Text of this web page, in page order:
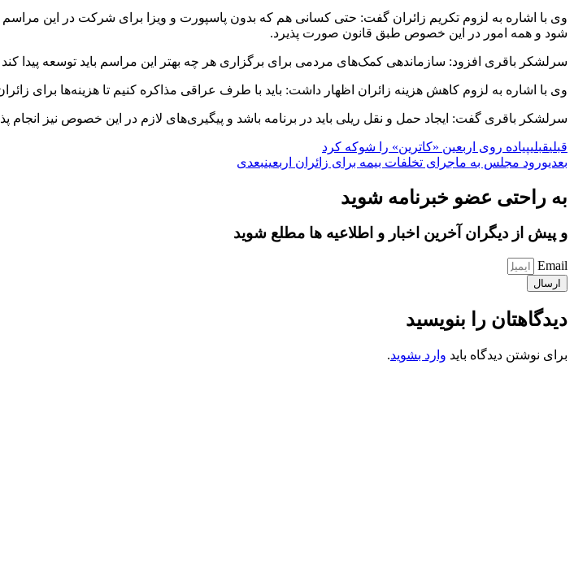
وی با اشاره به لزوم تکریم زائران گفت: حتی کسانی هم که بدون پاسپورت و ویزا برای شرکت در این مراسم
شود و همه امور در این خصوص طبق قانون صورت پذیرد.
سرلشکر باقری افزود: سازماندهی کمک‌های مردمی برای برگزاری هر چه بهتر این مراسم باید توسعه پیدا
وی با اشاره به لزوم کاهش هزینه زائران اظهار داشت: باید با طرف عراقی مذاکره کنیم تا هزینه‌ها برای
سرلشکر باقری گفت: ایجاد حمل و نقل ریلی باید در برنامه باشد و پیگیری‌های لازم در این خصوص نیز انجام
قبلیقبلیپیاده روی اربعین «کاترین» را شوکه کرد
بعدیورود مجلس به ماجرای تخلفات بیمه برای زائران اربعینبعدی
به راحتی عضو خبرنامه شوید
و پیش از دیگران آخرین اخبار و اطلاعیه ها مطلع شوید
Email
ارسال
دیدگاهتان را بنویسید
برای نوشتن دیدگاه باید وارد بشوید.